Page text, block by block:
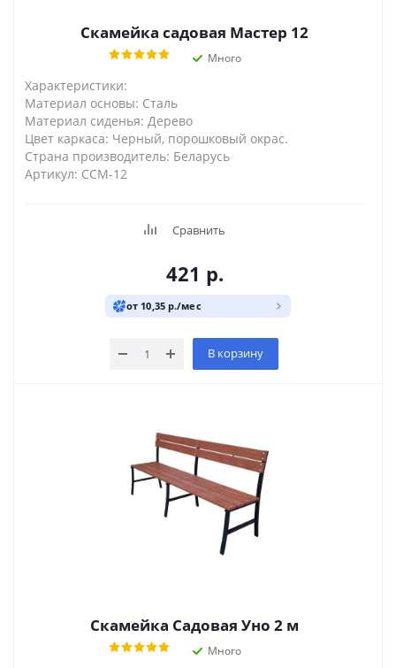
Скамейка садовая Мастер 12
Много
Характеристики:
Материал основы: Сталь
Материал сиденья: Дерево
Цвет каркаса: Черный, порошковый окрас.
Страна производитель: Беларусь
Артикул: ССМ-12
Сравнить
421 р.
от 10,35 р./мес
В корзину
Скамейка Садовая Уно 2 м
Много